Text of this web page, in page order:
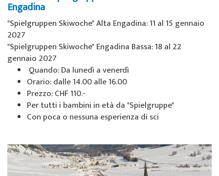
Engadina
"Spielgruppen Skiwoche" Alta Engadina: 11 al 15 gennaio
2027
"Spielgruppen Skiwoche" Engadina Bassa: 18 al 22
gennaio 2027
Quando: Da lunedì a venerdì
Orario: dalle 14.00 alle 16.00
Prezzo: CHF 110.-
Per tutti i bambini in età da "Spielgruppe"
Con poca o nessuna esperienza di sci